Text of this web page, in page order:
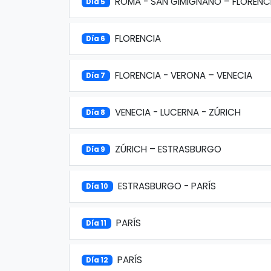
Día 6 FLORENCIA
Día 7 FLORENCIA - VERONA – VENECIA
Día 8 VENECIA - LUCERNA - ZÚRICH
Día 9 ZÚRICH – ESTRASBURGO
Día 10 ESTRASBURGO - PARÍS
Día 11 PARÍS
Día 12 PARÍS